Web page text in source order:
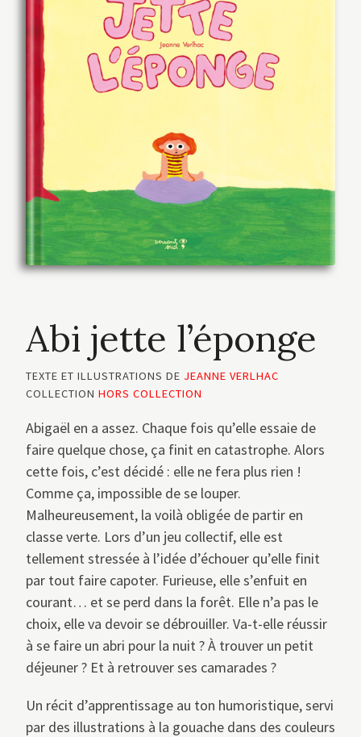
Abi jette l’éponge
TEXTE ET ILLUSTRATIONS DE JEANNE VERLHAC
COLLECTION HORS COLLECTION
Abigaël en a assez. Chaque fois qu’elle essaie de
faire quelque chose, ça finit en catastrophe. Alors
cette fois, c’est décidé : elle ne fera plus rien !
Comme ça, impossible de se louper.
Malheureusement, la voilà obligée de partir en
classe verte. Lors d’un jeu collectif, elle est
tellement stressée à l’idée d’échouer qu’elle finit
par tout faire capoter. Furieuse, elle s’enfuit en
courant… et se perd dans la forêt. Elle n’a pas le
choix, elle va devoir se débrouiller. Va-t-elle réussir
à se faire un abri pour la nuit ? À trouver un petit
déjeuner ? Et à retrouver ses camarades ?
Un récit d’apprentissage au ton humoristique, servi
par des illustrations à la gouache dans des couleurs